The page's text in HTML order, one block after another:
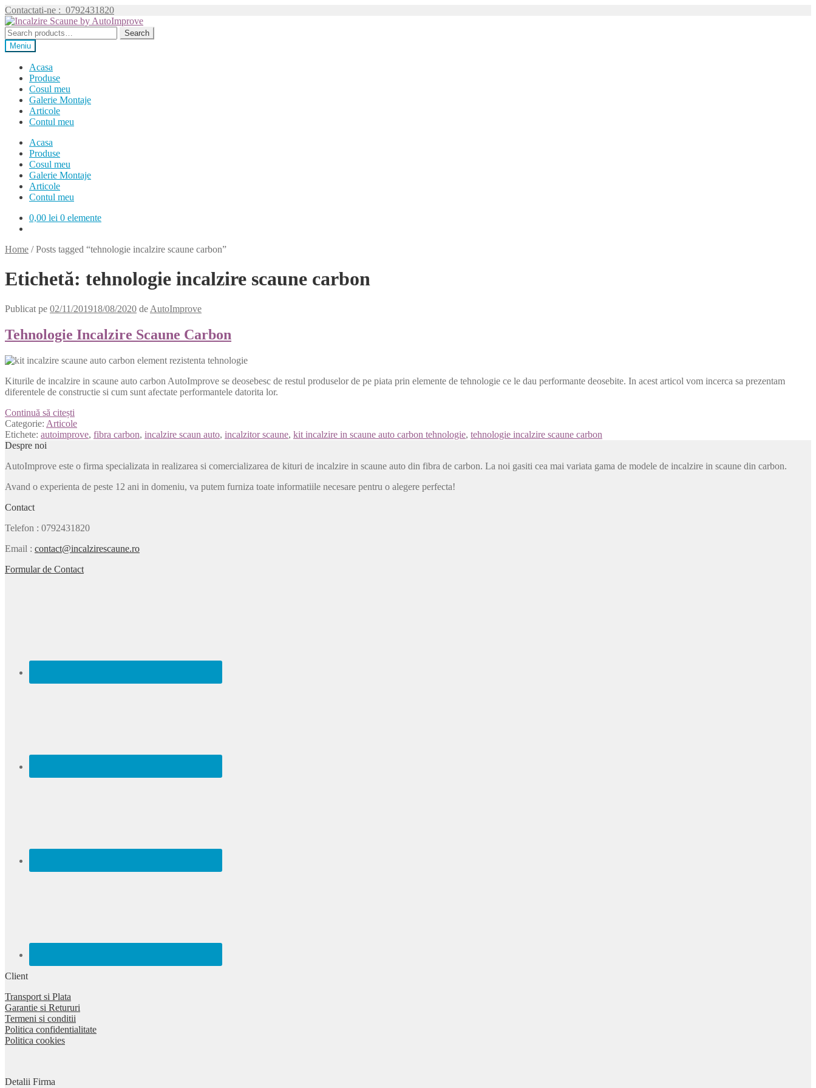
Contactati-ne : 0792431820
Sari
la
navigare
Sari
la
conținut
Search
for:
Search
Meniu
Acasa
Produse
Cosul meu
Galerie Montaje
Articole
Contul meu
Acasa
Produse
Cosul meu
Galerie Montaje
Articole
Contul meu
0,00 lei 0 elemente
Home /Posts tagged “tehnologie incalzire scaune carbon”
Etichetă: tehnologie incalzire scaune carbon
Publicat pe 02/11/201918/08/2020 de AutoImprove
Tehnologie Incalzire Scaune Carbon
Kiturile de incalzire in scaune auto carbon AutoImprove se deosebesc de restul produselor de pe piata prin elemente de tehnologie ce le dau performante deosebite. In acest articol vom incerca sa prezentam
diferentele de constructie si cum sunt afectate performantele datorita lor.
Continuă să citești
Incalzire
Scaune
Categorie: Articole
Etichete: autoimprove, fibra carbon, incalzire scaun auto, incalzitor scaune, kit incalzire in scaune auto carbon tehnologie, tehnologie incalzire scaune carbon
Despre noi
AutoImprove este o firma specializata in realizarea si comercializarea de kituri de incalzire in scaune auto din fibra de carbon. La noi gasiti cea mai variata gama de modele de incalzire in scaune din carbon.
Avand o experienta de peste 12 ani in domeniu, va putem furniza toate informatiile necesare pentru o alegere perfecta!
Contact
Telefon : 0792431820
Email : contact@incalzirescaune.ro
Formular de Contact
Client
Transport si Plata
Garantie si Retururi
Termeni si conditii
Politica confidentialitate
Politica cookies
Detalii Firma